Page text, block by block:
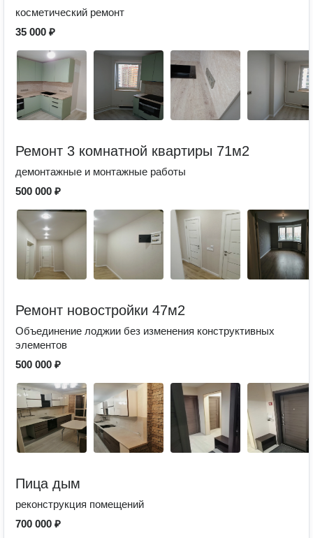
косметический ремонт
35 000 ₽
Ремонт 3 комнатной квартиры 71м2
демонтажные и монтажные работы
500 000 ₽
Ремонт новостройки 47м2
Объединение лоджии без изменения конструктивных
элементов
500 000 ₽
Пица дым
реконструкция помещений
700 000 ₽